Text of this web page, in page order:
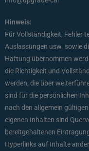
Hinweis:
Für Vollständigkeit, Fehler
Auslassungen usw. sowie
Haftung übernommen
die Richtigkeit und
werden, die über
sind für die persönlichen
nach den allgemein
eigenen Inhalten sind
bereitgehaltenen
Hyperlinks auf Inhalte